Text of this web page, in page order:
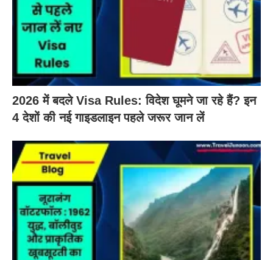
2026 में बदले Visa Rules: विदेश घूमने जा रहे हैं? इन
4 देशों की नई गाइडलाइन पहले जरूर जान लें